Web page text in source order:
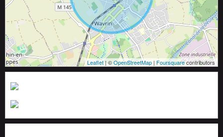
Leaflet| ©OpenStreetMap | Foursquarecontributors